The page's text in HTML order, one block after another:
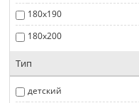
180x190
180x200
Тип
детский